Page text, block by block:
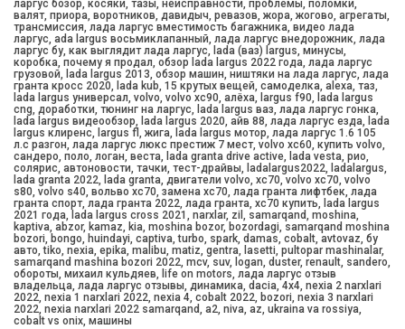
ларгус бозор, косяки, тазы, неисправности, проблемы, поломки,
валят, приора, воротников, давидыч, ревазов, жора, жогово, агрегаты,
трансмиссия, лада ларгус вместимость багажника, видео лада
ларгус, ada largus восьмиклапанный, лада ларгус внедорожник, лада
ларгус бу, как выглядит лада ларгус, lada (ваз) largus, минусы,
коробка, почему я продал, обзор lada largus 2022 года, лада ларгус
грузовой, lada largus 2013, обзор машин, ништяки на лада ларгус, лада
гранта кросс 2020, lada kub, 15 крутых вещей, самоделка, alexa, таз,
lada largus универсал, volvo, volvo xc90, алёха, largus f90, lada largus
cng, доработки, тюнинг на ларгус, lada largus ваз, лада ларгус гонка,
lada largus видеообзор, lada largus 2020, айв 88, лада ларгус езда, lada
largus клиренс, largus fl, жига, lada largus мотор, лада ларгус 1.6 105
л.с разгон, лада ларгус люкс престиж 7 мест, volvo xc60, купить volvo,
сандеро, поло, логан, веста, lada granta drive active, lada vesta, рио,
солярис, автоновости, тачки, тест-драйвы, ladalargus2022, ladalargus,
lada granta 2022, lada granta, двигатели volvo, xc70, volvo xc70, volvo
s80, volvo s40, вольво xc70, замена xc70, лада гранта лифтбек, лада
гранта спорт, лада гранта 2022, лада гранта, xc70 купить, lada largus
2021 года, lada largus cross 2021, narxlar, zil, samarqand, moshina,
kaptiva, abzor, kamaz, kia, moshina bozor, bozordagi, samarqand moshina
bozori, bongo, huindayi, captiva, turbo, spark, damas, cobalt, avtovaz, бу
авто, tiko, nexia, epika, malibu, matiz, gentra, lasetti, pultopar mashinalar,
samarqand mashina bozori 2022, mcv, suv, logan, duster, renault, sandero,
обороты, михаил кульдяев, life on motors, лада ларгус отзыв
владельца, лада ларгус отзывы, динамика, dacia, 4x4, nexia 2 narxlari
2022, nexia 1 narxlari 2022, nexia 4, cobalt 2022, bozori, nexia 3 narxlari
2022, nexia narxlari 2022 samarqand, a2, niva, az, ukraina va rossiya,
cobalt vs onix, машины